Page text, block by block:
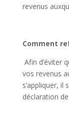
revenus
Comment
Afin d’éviter
vos revenus
s’appliquer, il
déclaration